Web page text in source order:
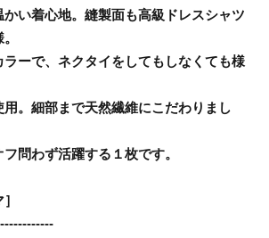
い着心地。縫製面も高級ドレスシャツ
ーで、ネクタイをしてもしなくても様
。細部まで天然繊維にこだわりまし
問わず活躍する１枚です。